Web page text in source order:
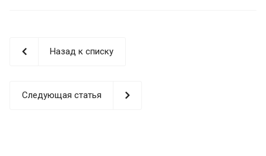
Назад к списку
Следующая статья